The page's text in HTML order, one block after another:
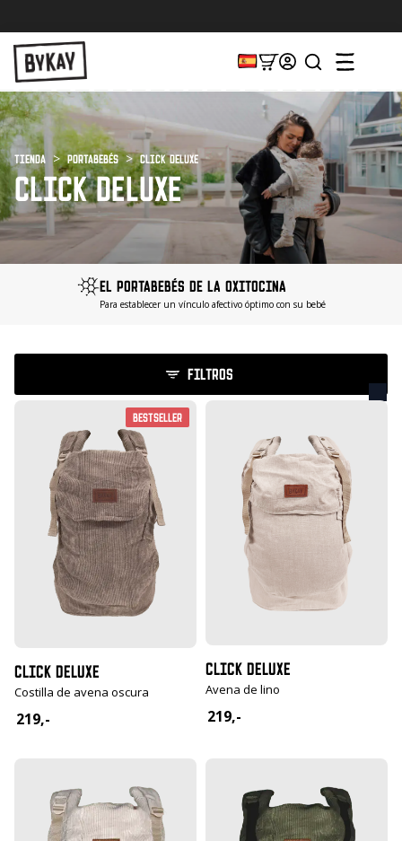
Tienda Portabebés Click Deluxe
CLICK DELUXE
EL PORTABEBÉS DE LA OXITOCINA
Para establecer un vínculo afectivo óptimo con su bebé
FILTROS
Bestseller
CLICK DELUXE
Costilla de avena oscura
219,-
CLICK DELUXE
Avena de lino
219,-